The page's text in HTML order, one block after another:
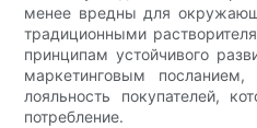
менее вредны для
традиционными
принципам устойчивого
маркетинговым
лояльность покупателей,
потребление.